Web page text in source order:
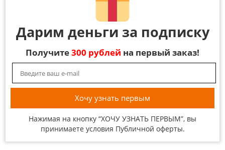
Дарим деньги за подписку
Получите300 рублей на первый заказ!
Нажимая на кнопку “ХОЧУ УЗНАТЬ ПЕРВЫМ”, вы
принимаете условия Публичной оферты.